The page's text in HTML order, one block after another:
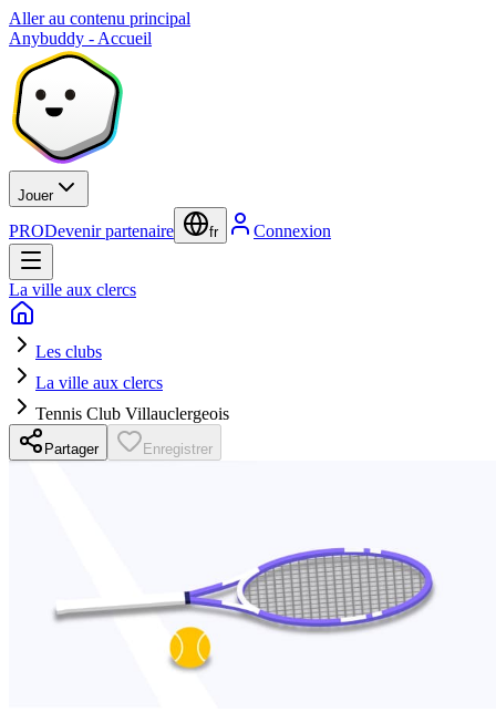
Aller au contenu principal
Anybuddy - Accueil
Jouer
PRODevenir partenaire fr Connexion
La ville aux clercs
Les clubs
La ville aux clercs
Tennis Club Villauclergeois
Partager Enregistrer